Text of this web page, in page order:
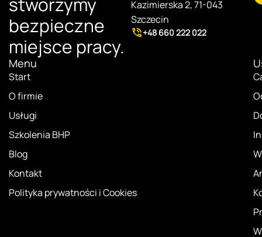
bezpieczne
miejsce pracy.
Kazimierska 2, 71-043
Szczecin
+48 660 222 022
Menu
Start
O firmie
Usługi
Szkolenia BHP
Blog
Kontakt
Polityka prywatności i Cookies